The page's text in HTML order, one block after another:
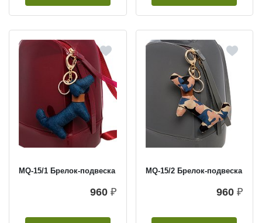
MQ-15/1 Брелок-подвеска
960 ₽
MQ-15/2 Брелок-подвеска
960 ₽